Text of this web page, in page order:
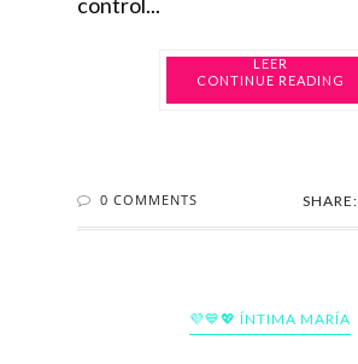
CONTINUE READING
0 COMMENTS SHARE:
💜💙💖 ÍNTIMA MARÍA